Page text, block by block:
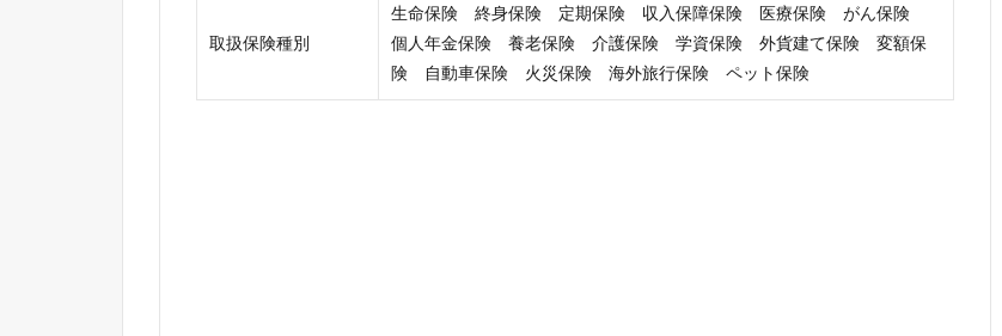
取扱保険種別
生命保険 終身保険 定期保険 収入保障保険 医療保険 がん保険
個人年金保険 養老保険 介護保険 学資保険 外貨建て保険 変額保
険 自動車保険 火災保険 海外旅行保険 ペット保険